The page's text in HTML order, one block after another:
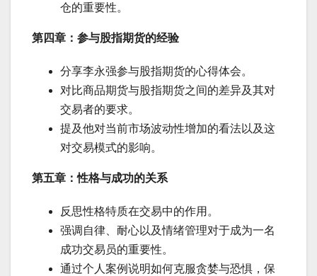
仓的重要性。
第四章：参与股指期货的经验
分享李永强参与股指期货的心得体会。
对比商品期货与股指期货之间的差异及其对
交易者的要求。
提及他对当前市场波动性增加的看法以及这
对交易模式的影响。
第五章：性格与成功的关系
反思性格特质在交易中的作用。
强调自律、耐心以及情绪管理对于成为一名
成功交易员的重要性。
通过个人案例说明如何克服贪婪与恐惧，保